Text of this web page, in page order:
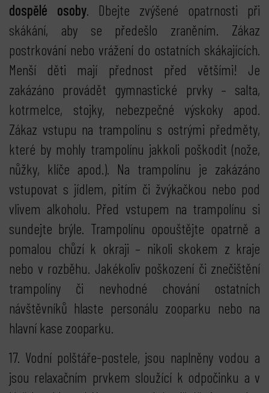
dospělé osoby . Dbejte zvýšené opatrnosti při
skákání, aby se předešlo zraněním. Zákaz
postrkování nebo vrážení do ostatních skákajících.
Menší děti mají přednost před většími! Je
zakázáno provádět gymnastické prvky – salta,
kotrmelce, stojky, nebezpečné výskoky apod.
Zákaz vstupu na trampolínu s ostrými předměty,
které by mohly trampolínu jakkoli poškodit (nože,
nůžky, klíče apod.). Na trampolínu je zakázáno
vstupovat s jídlem, pitím či žvýkačkou nebo pod
vlivem alkoholu. Před vstupem na trampolínu si
sundejte brýle. Trampolínu opouštějte opatrně a
pomalou chůzí k okraji – nikoli skokem z kraje
nebo v rozběhu. Jakékoliv poškození či znečištění
trampolíny či nevhodné chování ostatních
návštěvníků hlaste personálu zooparku nebo na
hlavní kase zooparku.
17. Vodní polštáře-postele, jsou naplněny vodou a
jsou relaxačním prvkem sloužící k odpočinku a v